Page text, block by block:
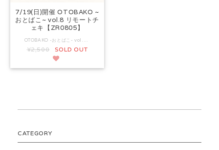
7/19(日)開催 OTOBAKO ~
おとばこ~ vol.8 リモートチ
ェキ【ZR0805】
OTOBAKO -おとばこ- vol.8 開催を記念して 枚数限定でリモートチェキを販売します。 こちらのリモートチェキをご購入のお客様を対象に ご希望タレントよりサイン＆宛名を入れ、ご郵送します。 各出演者のリモートチェキ3枚ごとのご購入で 「個人ブロマイド(各出演者全1種)」と「集合ブロマイド(全1種)」各1枚を同梱いたします。 複数出演者のリモートチェキを3枚ずつ購入した場合は出演者分お付けします。 ※同出演者、3枚ごとの注文で1枚適用となります。 ※特典の適用は1決済ごとでカウントとなります。（2、3度に分けて決済した場合は適用されません。) ※枚数限定の販売となりますので、特典の枚数分購入できない場合がございます。ご了承ください。 ▼発送予定日 2026年8月下旬からの順次発送を予定しています。 ▼注意事項 ・宛名なし（サインのみ）は指定できません。 ・宛名にはお名前・ニックネーム等のみを記載ください。メッセージを入れても無効となります。 ・名前以外のプライバシー情報（SNSアカウント・メールアドレス等）を入れても無効となります。 ・入力された宛名に、プライバシー情報やメッセージが含まれる場合、またはスタッフが不適切と判断した場合該当内容を変更、削除させていただく場合があります。 (変更後の宛名は本名の名字とさせていただきます。) ・万が一お客様が記載した内容が生配信にて発言された場合による一切の責任は負いかねます。 ・チェキ等に関するリクエスト（ポーズ・衣装など）は一切対応できません。
¥2,500 SOLD OUT
CATEGORY